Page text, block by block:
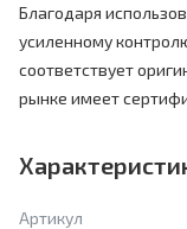
Благодаря
усиленному
соответствует
рынке имеет
Артикул